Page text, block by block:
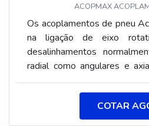
ACOPMAX
Os acoplamentos de pneu
na ligação de eixo
desalinhamentos
radial como angulares e axiais. As
acoplamento de pneu é
desalinhamentos,
manutenção e dispensam
COTAR